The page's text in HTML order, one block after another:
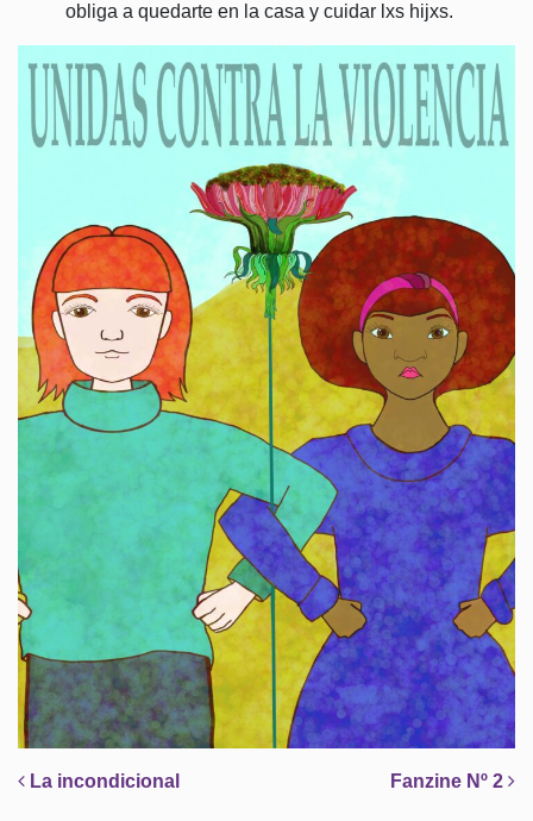
obliga a quedarte en la casa y cuidar lxs hijxs.
Post navigation
La incondicional Fanzine Nº 2